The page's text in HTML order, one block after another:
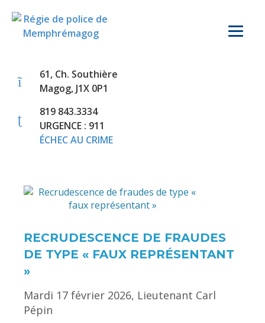
61, Ch. Southière
Magog, J1X 0P1
819 843.3334
URGENCE : 911
ÉCHEC AU CRIME
RECRUDESCENCE DE FRAUDES
DE TYPE « FAUX REPRÉSENTANT
»
Mardi 17 février 2026, Lieutenant Carl
Pépin